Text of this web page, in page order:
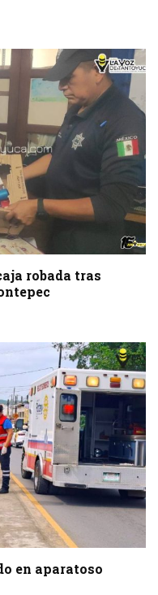
robada tras
en aparatoso